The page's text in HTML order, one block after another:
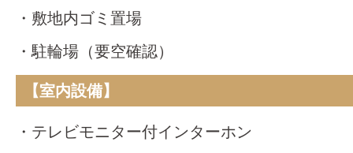
・敷地内ゴミ置場
・駐輪場（要空確認）
【室内設備】
・テレビモニター付インターホン